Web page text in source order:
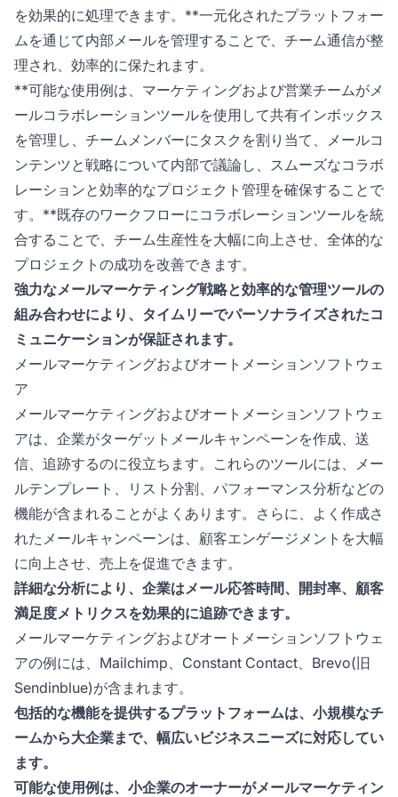
を効果的に処理できます。**一元化されたプラットフォー
ムを通じて内部メールを管理することで、チーム通信が整
理され、効率的に保たれます。
**可能な使用例は、マーケティングおよび営業チームがメ
ールコラボレーションツールを使用して共有インボックス
を管理し、チームメンバーにタスクを割り当て、メールコ
ンテンツと戦略について内部で議論し、スムーズなコラボ
レーションと効率的なプロジェクト管理を確保することで
す。**既存のワークフローにコラボレーションツールを統
合することで、チーム生産性を大幅に向上させ、全体的な
プロジェクトの成功を改善できます。
強力なメールマーケティング戦略と効率的な管理ツールの
組み合わせにより、タイムリーでパーソナライズされたコ
ミュニケーションが保証されます。
メールマーケティングおよびオートメーションソフトウェ
ア
メールマーケティングおよびオートメーションソフトウェ
アは、企業がターゲットメールキャンペーンを作成、送
信、追跡するのに役立ちます。これらのツールには、メー
ルテンプレート、リスト分割、パフォーマンス分析などの
機能が含まれることがよくあります。さらに、よく作成さ
れたメールキャンペーンは、顧客エンゲージメントを大幅
に向上させ、売上を促進できます。
詳細な分析により、企業はメール応答時間、開封率、顧客
満足度メトリクスを効果的に追跡できます。
メールマーケティングおよびオートメーションソフトウェ
アの例には、Mailchimp、Constant Contact、Brevo(旧
Sendinblue)が含まれます。
包括的な機能を提供するプラットフォームは、小規模なチ
ームから大企業まで、幅広いビジネスニーズに対応してい
ます。
可能な使用例は、小企業のオーナーがメールマーケティン